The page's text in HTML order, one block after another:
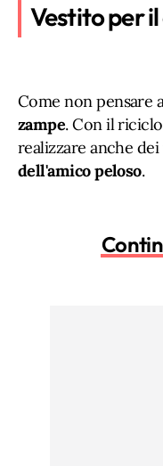
Vestito per
Come non pensare
zampe. Con il
realizzare anche dei
dell'amico peloso.